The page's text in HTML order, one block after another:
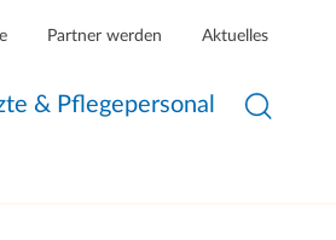
Partner werden Aktuelles
& Pflegepersonal